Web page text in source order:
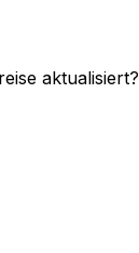
aktualisiert?